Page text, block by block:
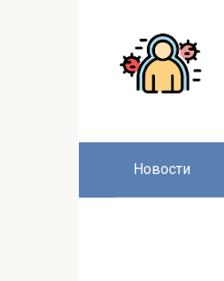
Новости